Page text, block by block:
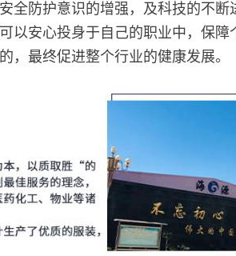
全防护意识的增强，及科技的不
以安心投身于自己的职业中，保
，最终促进整个行业的健康发展。